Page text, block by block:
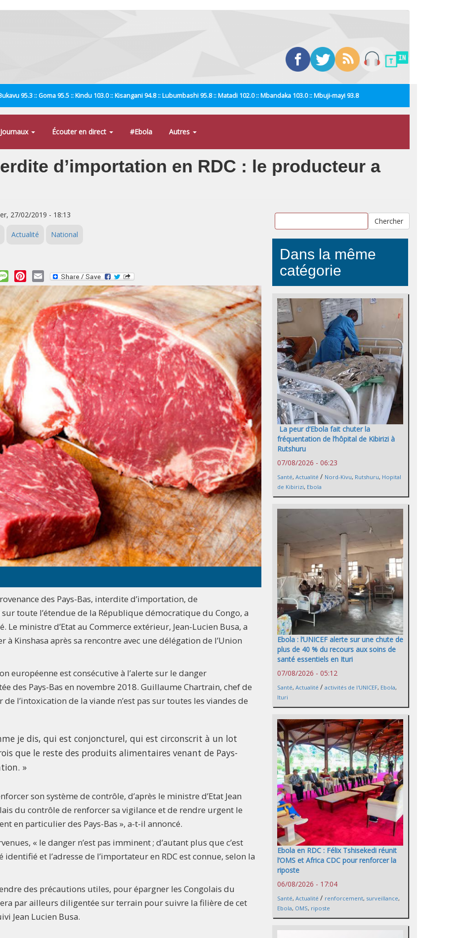
95.3 :: Goma 95.5 :: Kindu 103.0 :: Kisangani 94.8 :: Lubumbashi 95.8 :: Matadi 102.0 :: Mbandaka 103.0 :: Mbuji-mayi 93.8
Journaux Écouter en direct #Ebola Autres
d’importation en RDC : le producteur a
27/02/2019 - 18:13
Actualité National
MessagePinterest
Email
des Pays-Bas, interdite d’importation, de
toute l’étendue de la République démocratique du Congo, a
ministre d’Etat au Commerce extérieur, Jean-Lucien Busa, a
Kinshasa après sa rencontre avec une délégation de l’Union
européenne est consécutive à l’alerte sur le danger
des Pays-Bas en novembre 2018. Guillaume Chartrain, chef de
l’intoxication de la viande n’est pas sur toutes les viandes de
je dis, qui est conjoncturel, qui est circonscrit à un lot
que le reste des produits alimentaires venant de Pays-
»
son système de contrôle, d’après le ministre d’Etat Jean
du contrôle de renforcer sa vigilance et de rendre urgent le
en particulier des Pays-Bas », a-t-il annoncé.
« le danger n’est pas imminent ; d’autant plus que c’est
et l’adresse de l’importateur en RDC est connue, selon la
des précautions utiles, pour épargner les Congolais du
par ailleurs diligentée sur terrain pour suivre la filière de cet
Jean Lucien Busa.
Chercher
Dans la même
catégorie
La peur d’Ebola fait chuter la
fréquentation de l’hôpital de Kibirizi à
Rutshuru
07/08/2026 - 06:23
Santé, Actualité / Nord-Kivu, Rutshuru, Hopital
de Kibirizi, Ebola
Ebola : l’UNICEF alerte sur une chute de
plus de 40 % du recours aux soins de
santé essentiels en Ituri
07/08/2026 - 05:12
Santé, Actualité / activités de l'UNICEF, Ebola,
Ituri
Ebola en RDC : Félix Tshisekedi réunit
l’OMS et Africa CDC pour renforcer la
riposte
06/08/2026 - 17:04
Santé, Actualité / renforcement, surveillance,
Ebola, OMS, riposte